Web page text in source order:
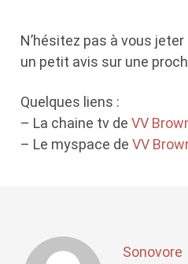
N’hésitez pas à vous
un petit avis sur une
Quelques liens :
– La chaine tv de VV
– Le myspace de VV
Sonovore